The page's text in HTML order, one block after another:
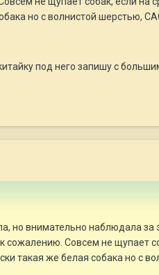
но с волнистой шерстью,
под него запишу с
но внимательно наблюдала за
сожалению. Совсем не щупает
такая же белая собака но с